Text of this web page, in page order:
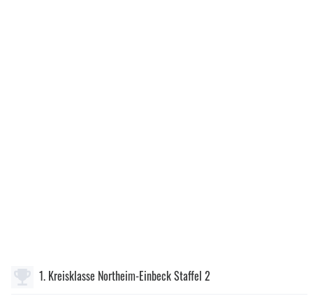
1. Kreisklasse Northeim-Einbeck Staffel 2